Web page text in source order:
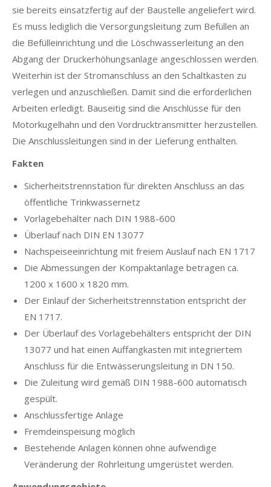
sie bereits einsatzfertig auf der Baustelle angeliefert wird.
Es muss lediglich die Versorgungsleitung zum Befüllen an
die Befülleinrichtung und die Löschwasserleitung an den
Abgang der Druckerhöhungsanlage angeschlossen werden.
Weiterhin ist der Stromanschluss an den Schaltkasten zu
verlegen und anzuschließen. Damit sind die erforderlichen
Arbeiten erledigt. Bauseitig sind die Anschlüsse für den
Motorkugelhahn und den Vordrucktransmitter herzustellen.
Die Anschlussleitungen sind in der Lieferung enthalten.
Fakten
Sicherheitstrennstation für direkten Anschluss an das
öffentliche Trinkwassernetz
Vorlagebehälter nach DIN 1988-600
Überlauf nach DIN EN 13077
Nachspeiseeinrichtung mit freiem Auslauf nach EN 1717
Die Abmessungen der Kompaktanlage betragen ca.
1200 x 1600 x 1820 mm.
Der Einlauf der Sicherheitstrennstation entspricht der
EN 1717.
Der Überlauf des Vorlagebehälters entspricht der DIN
13077 und hat einen Auffangkasten mit integriertem
Anschluss für die Entwässerungsleitung in DN 150.
Die Zuleitung wird gemäß DIN 1988-600 automatisch
gespült.
Anschlussfertige Anlage
Fremdeinspeisung möglich
Bestehende Anlagen können ohne aufwendige
Veränderung der Rohrleitung umgerüstet werden.